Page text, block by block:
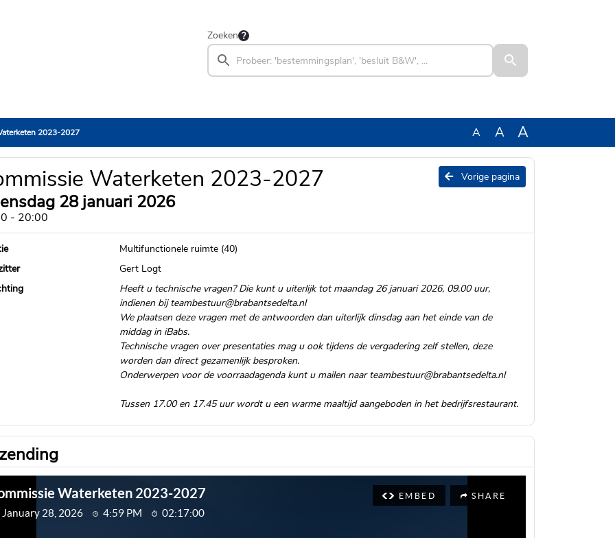
Zoeken
2023-2027 A A A
Vorige pagina
Waterketen 2023-2027
28 januari 2026
- 20:00
Multifunctionele ruimte (40)
Gert Logt
Heeft u technische vragen? Die kunt u uiterlijk tot maandag 26 januari 2026, 09.00 uur,
indienen bij teambestuur@brabantsedelta.nl
We plaatsen deze vragen met de antwoorden dan uiterlijk dinsdag aan het einde van de
middag in iBabs.
Technische vragen over presentaties mag u ook tijdens de vergadering zelf stellen, deze
worden dan direct gezamenlijk besproken.
Onderwerpen voor de voorraadagenda kunt u mailen naar teambestuur@brabantsedelta.nl
Tussen 17.00 en 17.45 uur wordt u een warme maaltijd aangeboden in het bedrijfsrestaurant.